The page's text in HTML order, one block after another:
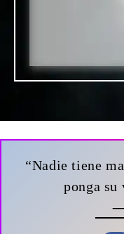
“Nadie tiene
ponga su
—